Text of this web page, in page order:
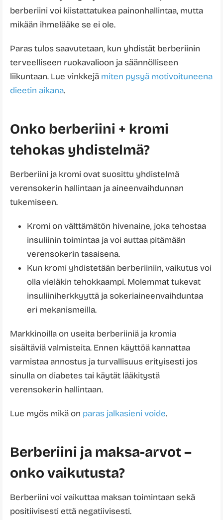
berberiini voi kiistattatukea painonhallintaa, mutta
mikään ihmelääke se ei ole.
Paras tulos saavutetaan, kun yhdistät berberiinin
terveelliseen ruokavalioon ja säännölliseen
liikuntaan. Lue vinkkejä miten pysyä motivoituneena
dieetin aikana.
Onko berberiini + kromi
tehokas yhdistelmä?
Berberiini ja kromi ovat suosittu yhdistelmä
verensokerin hallintaan ja aineenvaihdunnan
tukemiseen.
Kromi on välttämätön hivenaine, joka tehostaa
insuliinin toimintaa ja voi auttaa pitämään
verensokerin tasaisena.
Kun kromi yhdistetään berberiiniin, vaikutus voi
olla vieläkin tehokkaampi. Molemmat tukevat
insuliiniherkkyyttä ja sokeriaineenvaihduntaa
eri mekanismeilla.
Markkinoilla on useita berberiiniä ja kromia
sisältäviä valmisteita. Ennen käyttöä kannattaa
varmistaa annostus ja turvallisuus erityisesti jos
sinulla on diabetes tai käytät lääkitystä
verensokerin hallintaan.
Lue myös mikä on paras jalkasieni voide.
Berberiini ja maksa-arvot –
onko vaikutusta?
Berberiini voi vaikuttaa maksan toimintaan sekä
positiivisesti että negatiivisesti.